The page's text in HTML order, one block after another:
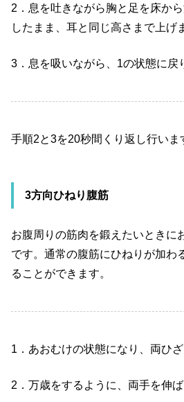
2 ．息を吐きながら胸と足を床か
したまま、耳と同じ高さまで上げ
3 ．息を吸いながら、 1の状態に戻
手順2と3を20秒間くり返し行いま
3方向ひねり腹筋
お腹周りの筋肉を鍛えたいときに
です。通常の腹筋にひねりが加わ
ることができます。
1 ．あおむけの状態になり、両ひざ
2 ．万歳をするように、両手を伸